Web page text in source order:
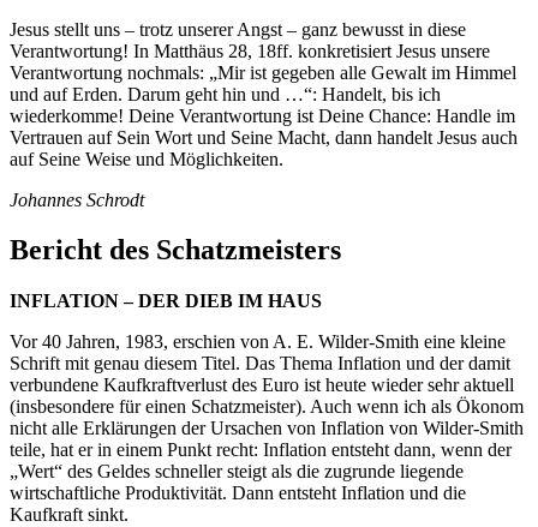
Jesus stellt uns – trotz unserer Angst – ganz bewusst in diese
Verantwortung! In Matthäus 28, 18ff. konkretisiert Jesus unsere
Verantwortung nochmals: „Mir ist gegeben alle Gewalt im Himmel
und auf Erden. Darum geht hin und …“: Handelt, bis ich
wiederkomme! Deine Verantwortung ist Deine Chance: Handle im
Vertrauen auf Sein Wort und Seine Macht, dann handelt Jesus auch
auf Seine Weise und Möglichkeiten.
Johannes Schrodt
Bericht des Schatzmeisters
INFLATION – DER DIEB IM HAUS
Vor 40 Jahren, 1983, erschien von A. E. Wilder-Smith eine kleine
Schrift mit genau diesem Titel. Das Thema Inflation und der damit
verbundene Kaufkraftverlust des Euro ist heute wieder sehr aktuell
(insbesondere für einen Schatzmeister). Auch wenn ich als Ökonom
nicht alle Erklärungen der Ursachen von Inflation von Wilder-Smith
teile, hat er in einem Punkt recht: Inflation entsteht dann, wenn der
„Wert“ des Geldes schneller steigt als die zugrunde liegende
wirtschaftliche Produktivität. Dann entsteht Inflation und die
Kaufkraft sinkt.